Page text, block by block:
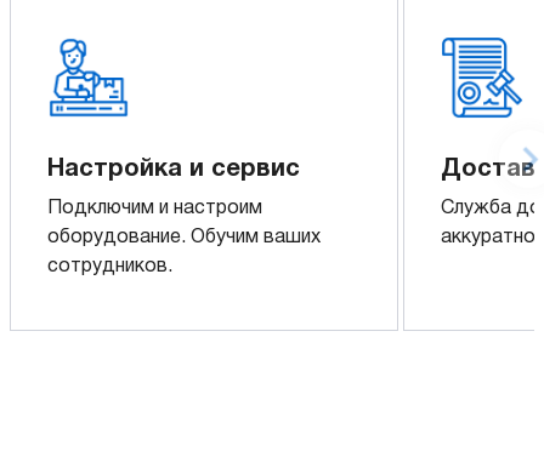
Настройка и сервис
Подключим и настроим
оборудование. Обучим ваших
сотрудников.
Служба
аккуратно